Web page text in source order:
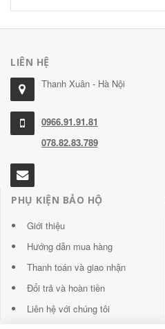
LIÊN HỆ
Thanh Xuân - Hà Nội
0966.91.91.81
078.82.83.789
PHỤ KIỆN BẢO HỘ
Giới thiệu
Hướng dẫn mua hàng
Thanh toán và giao nhận
Đổi trả và hoàn tiền
Liên hệ với chúng tôi